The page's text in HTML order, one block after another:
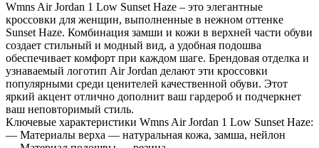
Wmns Air Jordan 1 Low Sunset Haze – это элегантные
кроссовки для женщин, выполненные в нежном оттенке
Sunset Haze. Комбинация замши и кожи в верхней части обуви
создает стильный и модный вид, а удобная подошва
обеспечивает комфорт при каждом шаге. Брендовая отделка и
узнаваемый логотип Air Jordan делают эти кроссовки
популярными среди ценителей качественной обуви. Этот
яркий акцент отлично дополнит ваш гардероб и подчеркнет
ваш неповторимый стиль.
Ключевые характеристики Wmns Air Jordan 1 Low Sunset Haze:
— Материалы верха — натуральная кожа, замша, нейлон